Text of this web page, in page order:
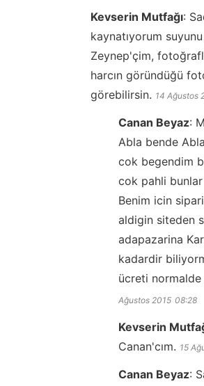
Kevserin Mutfağı:
kaynatıyorum
Zeynep'çim,
harcın göründüğü
görebilirsin. 14 Ağustos
Canan Beyaz:
Abla bende
cok begendim
cok pahli
Benim icin
aldigin siteden
adapazarina
kadardir
ücreti
Ağustos 2015 08:28
Kevserin
Canan'cım. 15
Canan Beyaz: